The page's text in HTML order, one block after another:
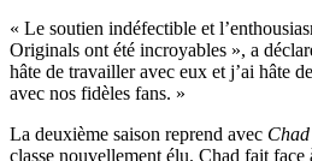
« Le soutien indéfectible et
Originals ont été incroyables », a
hâte de travailler avec eux et j’ai hâte
avec nos fidèles fans. »
La deuxième saison reprend avec Chad
classe nouvellement élu. Chad fait face